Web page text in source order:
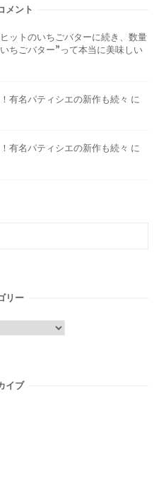
メント
ットのいちごバターに続き、数量
ちごバター”って本当に美味しい
有名パティシエの新作も続々 に
有名パティシエの新作も続々 に
リー
イブ